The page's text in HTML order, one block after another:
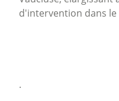
d'intervention dans
.